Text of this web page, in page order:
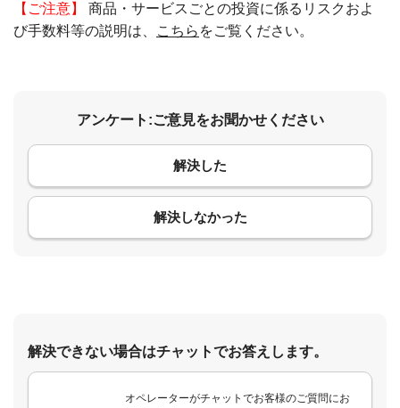
【ご注意】
商品・サービスごとの投資に係るリスクおよ
び手数料等の説明は、
こちら をご覧ください。
アンケート:ご意見をお聞かせください
解決した
解決しなかった
コメント
解決できない場合はチャットでお答えします。
オペレーターがチャットでお客様のご質問にお